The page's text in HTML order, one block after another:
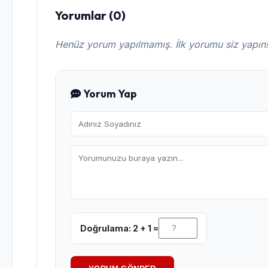
Yorumlar (0)
Henüz yorum yapılmamış. İlk yorumu siz yapın!
Yorum Yap
Doğrulama: 2 + 1 =